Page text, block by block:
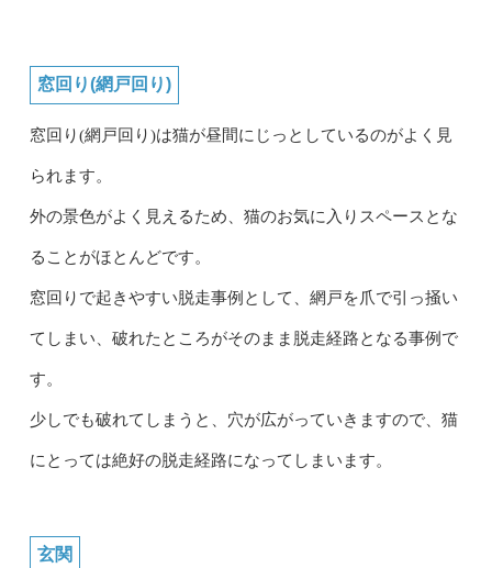
窓回り(網戸回り)
窓回り(網戸回り)は猫が昼間にじっとしているのがよく見
られます。
外の景色がよく見えるため、猫のお気に入りスペースとな
ることがほとんどです。
窓回りで起きやすい脱走事例として、網戸を爪で引っ掻い
てしまい、破れたところがそのまま脱走経路となる事例で
す。
少しでも破れてしまうと、穴が広がっていきますので、猫
にとっては絶好の脱走経路になってしまいます。
玄関